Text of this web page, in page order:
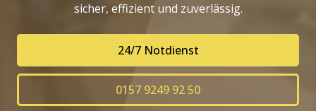
sicher, effizient und zuverlässig.
24/7 Notdienst
0157 9249 92 50